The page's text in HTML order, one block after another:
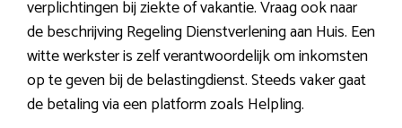
verplichtingen bij ziekte of vakantie. Vraag ook naar
de beschrijving Regeling Dienstverlening aan Huis. Een
witte werkster is zelf verantwoordelijk om inkomsten
op te geven bij de belastingdienst. Steeds vaker gaat
de betaling via een platform zoals Helpling.